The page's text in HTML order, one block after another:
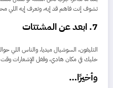
تشوف إنت فاهم قد إيه، وتعرف إيه اللي
7. ابعد عن المشتتات
التليفون، السوشيال ميديا، والناس اللي
خليك في مكان هادي، وقفل الإشعارات وقت
وأخيرًا…